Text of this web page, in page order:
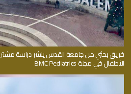
فريق بحثي من جامعة القدس ينشر دراسة
الأطفال في مجلة BMC Pediatrics